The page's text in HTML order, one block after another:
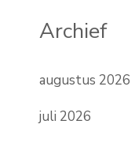
Archief
augustus 2026
juli 2026